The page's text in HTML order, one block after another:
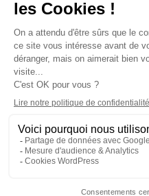
Contactez-nous-
confidentialité-Gestion des